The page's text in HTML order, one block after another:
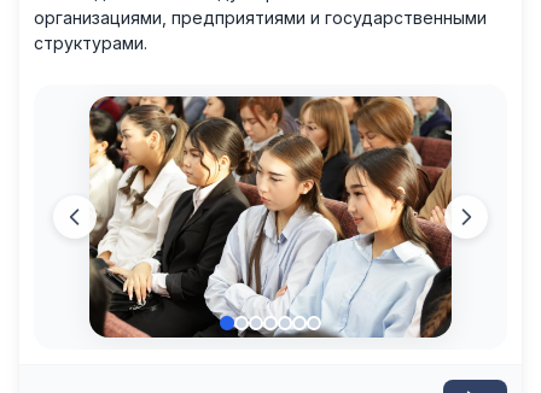
организациями, предприятиями и государственными
структурами.